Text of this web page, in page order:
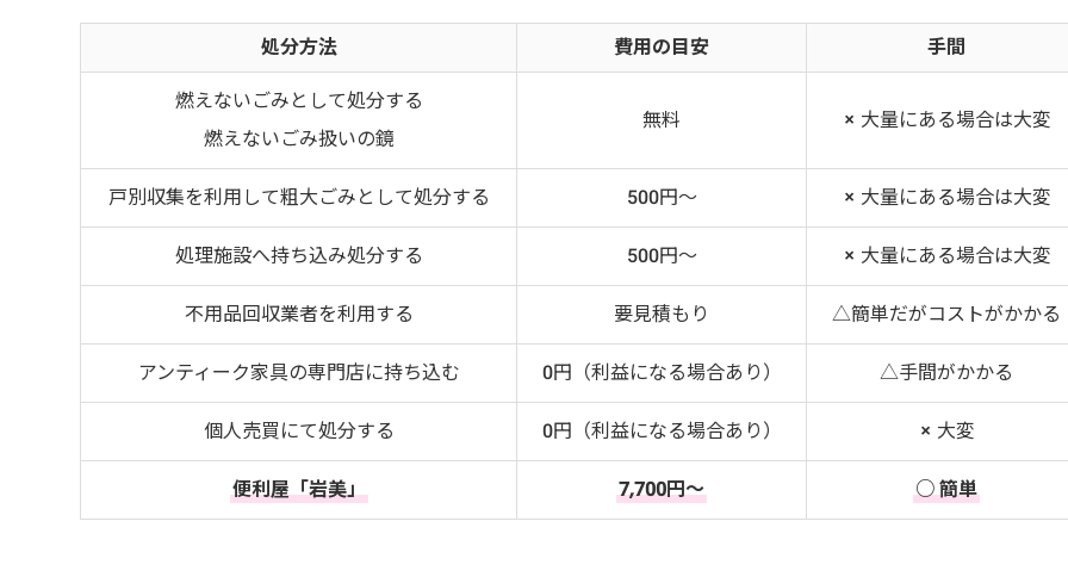
処分方法 費用の目安
手間
燃えないごみとして処分する
燃えないごみ扱いの鏡
無料 × 大量にある場合は大変
戸別収集を利用して粗大ごみとして処分する 500円～ × 大量にある場合は大変
処理施設へ持ち込み処分する 500円～ × 大量にある場合は大変
不用品回収業者を利用する 要見積もり △簡単だがコストがかかる
アンティーク家具の専門店に持ち込む 0円（利益になる場合あり） △手間がかかる
個人売買にて処分する 0円（利益になる場合あり） × 大変
便利屋「岩美」 7,700円～ ○ 簡単